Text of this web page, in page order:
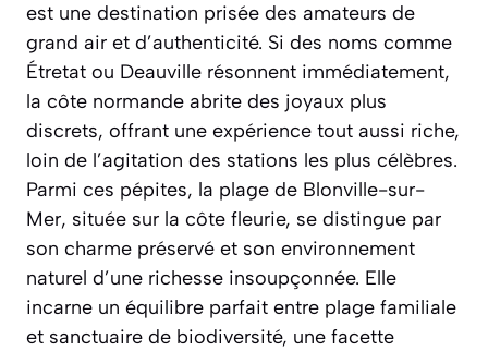
est une destination prisée des amateurs de
grand air et d’authenticité. Si des noms comme
Étretat ou Deauville résonnent immédiatement,
la côte normande abrite des joyaux plus
discrets, offrant une expérience tout aussi riche,
loin de l’agitation des stations les plus célèbres.
Parmi ces pépites, la plage de Blonville-sur-
Mer, située sur la côte fleurie, se distingue par
son charme préservé et son environnement
naturel d’une richesse insoupçonnée. Elle
incarne un équilibre parfait entre plage familiale
et sanctuaire de biodiversité, une facette